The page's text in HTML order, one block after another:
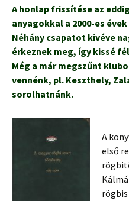
A honlap frissítése az
anyagokkal a 2000-es
Néhány csapatot kivéve
érkeznek meg, így kissé
Még a már megszűnt
vennénk, pl. Keszthely,
sorolhatnánk.
A
első